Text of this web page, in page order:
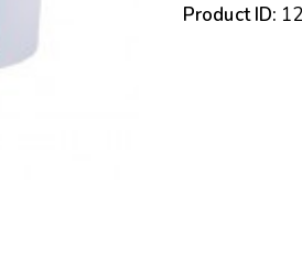
Product ID: